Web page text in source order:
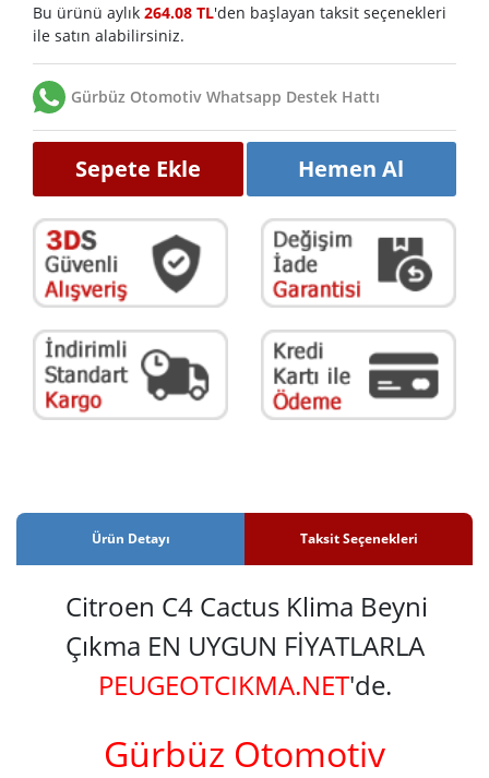
Bu ürünü aylık 264.08 TL'den başlayan taksit seçenekleri
ile satın alabilirsiniz.
Gürbüz Otomotiv Whatsapp Destek Hattı
Sepete Ekle Hemen Al
Ürün Detayı Taksit Seçenekleri
Citroen C4 Cactus Klima Beyni
Çıkma EN UYGUN FİYATLARLA
PEUGEOTCIKMA.NET'de.
Gürbüz Otomotiv